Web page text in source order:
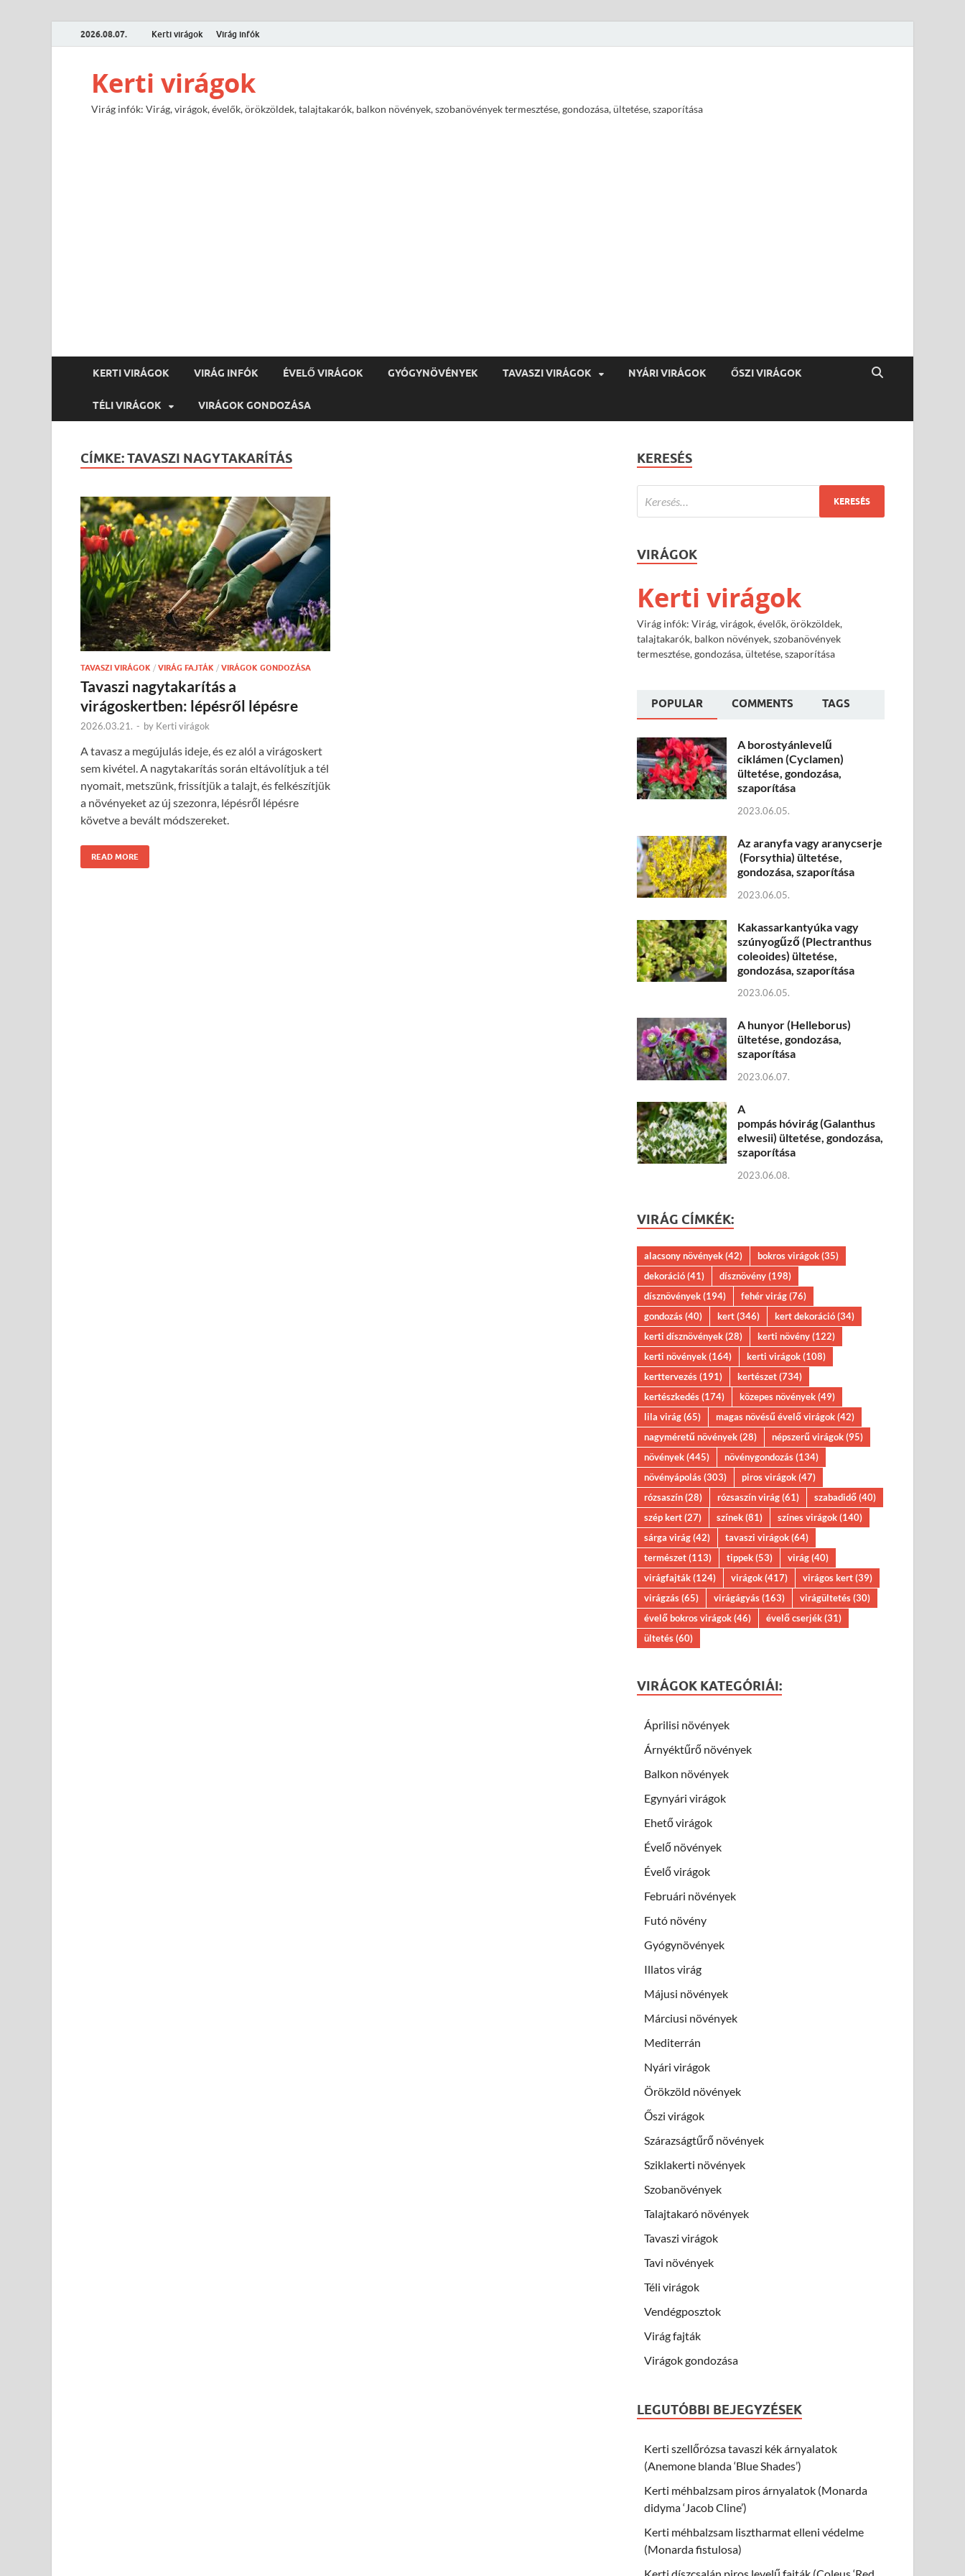
2026.08.07. Kerti virágok Virág infók
Kerti virágok
Virág infók: Virág, virágok, évelők, örökzöldek, talajtakarók, balkon növények, szobanövények termesztése, gondozása, ültetése, szaporítása
KERTI VIRÁGOK VIRÁG INFÓK ÉVELŐ VIRÁGOK GYÓGYNÖVÉNYEK TAVASZI VIRÁGOK NYÁRI VIRÁGOK ŐSZI VIRÁGOK
TÉLI VIRÁGOK VIRÁGOK GONDOZÁSA
CÍMKE:TAVASZI NAGYTAKARÍTÁS
TAVASZI VIRÁGOK / VIRÁG FAJTÁK / VIRÁGOK GONDOZÁSA
Tavaszi nagytakarítás a
virágoskertben: lépésről lépésre
2026.03.21. - by Kerti virágok
A tavasz a megújulás ideje, és ez alól a virágoskert
sem kivétel. A nagytakarítás során eltávolítjuk a tél
nyomait, metszünk, frissítjük a talajt, és felkészítjük
a növényeket az új szezonra, lépésről lépésre
követve a bevált módszereket.
READ MORE
KERESÉS
VIRÁGOK
Kerti virágok
Virág infók: Virág, virágok, évelők, örökzöldek,
talajtakarók, balkon növények, szobanövények
termesztése, gondozása, ültetése, szaporítása
POPULAR COMMENTS TAGS
A borostyánlevelű
ciklámen (Cyclamen)
ültetése, gondozása,
szaporítása
2023.06.05.
Az aranyfa vagy aranycserje
(Forsythia) ültetése,
gondozása, szaporítása
2023.06.05.
Kakassarkantyúka vagy
szúnyogűző (Plectranthus
coleoides) ültetése,
gondozása, szaporítása
2023.06.05.
A hunyor (Helleborus)
ültetése, gondozása,
szaporítása
2023.06.07.
A
pompás hóvirág (Galanthus
elwesii) ültetése, gondozása,
szaporítása
2023.06.08.
VIRÁG CÍMKÉK:
alacsony növények(42) bokros virágok(35)
dekoráció(41) dísznövény(198)
dísznövények(194) fehér virág(76)
gondozás(40) kert(346) kert dekoráció(34)
kerti dísznövények(28) kerti növény(122)
kerti növények(164) kerti virágok(108)
kerttervezés(191) kertészet(734)
kertészkedés(174) közepes növények(49)
lila virág(65) magas növésű évelő virágok(42)
nagyméretű növények(28) népszerű virágok(95)
növények(445) növénygondozás(134)
növényápolás(303) piros virágok(47)
rózsaszín(28) rózsaszín virág(61) szabadidő(40)
szép kert(27) színek(81) színes virágok(140)
sárga virág(42) tavaszi virágok(64)
természet(113) tippek(53) virág(40)
virágfajták(124) virágok(417) virágos kert(39)
virágzás(65) virágágyás(163) virágültetés(30)
évelő bokros virágok(46) évelő cserjék(31)
ültetés(60)
VIRÁGOK KATEGÓRIÁI:
Áprilisi növények
Árnyéktűrő növények
Balkon növények
Egynyári virágok
Ehető virágok
Évelő növények
Évelő virágok
Februári növények
Futó növény
Gyógynövények
Illatos virág
Májusi növények
Márciusi növények
Mediterrán
Nyári virágok
Örökzöld növények
Őszi virágok
Szárazságtűrő növények
Sziklakerti növények
Szobanövények
Talajtakaró növények
Tavaszi virágok
Tavi növények
Téli virágok
Vendégposztok
Virág fajták
Virágok gondozása
LEGUTÓBBI BEJEGYZÉSEK
Kerti szellőrózsa tavaszi kék árnyalatok
(Anemone blanda ‘Blue Shades’)
Kerti méhbalzsam piros árnyalatok (Monarda
didyma ‘Jacob Cline’)
Kerti méhbalzsam lisztharmat elleni védelme
(Monarda fistulosa)